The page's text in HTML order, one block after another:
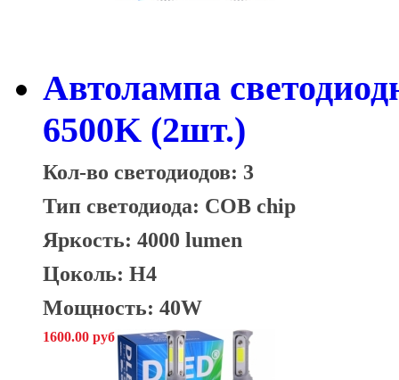
Автолампа
6500K (2шт.)
Кол-во светодиодов: 3
Тип светодиода: COB chip
Яркость: 4000 lumen
Цоколь: H4
Мощность: 40W
1600.00 руб